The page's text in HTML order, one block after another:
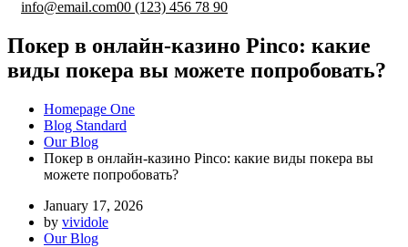
info@email.com00 (123) 456 78 90
Покер в онлайн-казино Pinco: какие
виды покера вы можете попробовать?
Homepage One
Blog Standard
Our Blog
Покер в онлайн-казино Pinco: какие виды покера вы
можете попробовать?
January 17, 2026
by vividole
Our Blog